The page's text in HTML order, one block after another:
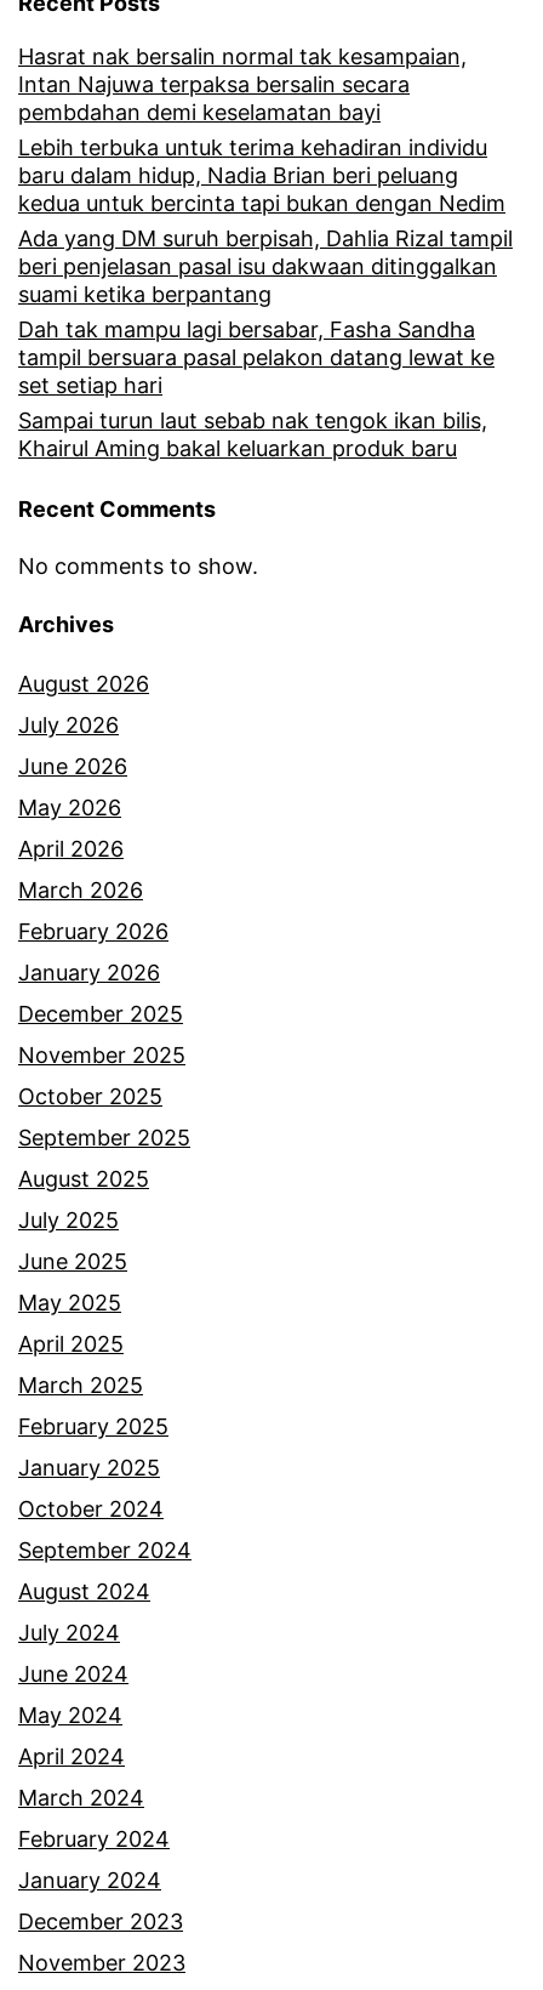
Hasrat nak bersalin normal tak kesampaian,
Intan Najuwa terpaksa bersalin secara
pembdahan demi keselamatan bayi
Lebih terbuka untuk terima kehadiran individu
baru dalam hidup, Nadia Brian beri peluang
kedua untuk bercinta tapi bukan dengan Nedim
Ada yang DM suruh berpisah, Dahlia Rizal tampil
beri penjelasan pasal isu dakwaan ditinggalkan
suami ketika berpantang
Dah tak mampu lagi bersabar, Fasha Sandha
tampil bersuara pasal pelakon datang lewat ke
set setiap hari
Sampai turun laut sebab nak tengok ikan bilis,
Khairul Aming bakal keluarkan produk baru
Recent Comments
No comments to show.
Archives
August 2026
July 2026
June 2026
May 2026
April 2026
March 2026
February 2026
January 2026
December 2025
November 2025
October 2025
September 2025
August 2025
July 2025
June 2025
May 2025
April 2025
March 2025
February 2025
January 2025
October 2024
September 2024
August 2024
July 2024
June 2024
May 2024
April 2024
March 2024
February 2024
January 2024
December 2023
November 2023